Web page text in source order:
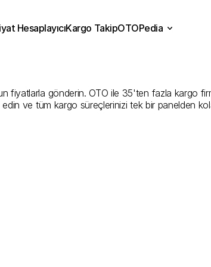
gönderin. OTO ile 35'ten fazla kargo
edin ve tüm kargo süreçlerinizi tek bir panelden
HesaplayıcıKargo TakipOTOPedia